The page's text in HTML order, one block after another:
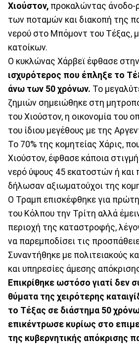
Χιούστον, προκαλώντας άνοδο-
των ποταμών και διακοπή της
νερού στο Μπόμοντ του Τέξας,
κατοίκων.
Ο κυκλώνας Χάρβεϊ έφθασε
ισχυρότερος που έπληξε το
άνω των 50 χρόνων. Το
ζημιών σημειώθηκε στη
του Χιούστον, η οικονομία του
του ίδιου μεγέθους με της
Το 70% της κομητείας Χάρις,
Χιούστον, έφθασε κάποια
νερό ύψους 45 εκατοστών ή και
δήλωσαν αξιωματούχοι της
Ο Τραμπ επισκέφθηκε για
του Κόλπου την Τρίτη αλλά
περιοχή της καταστροφής,
να παρεμποδίσει τις
Συναντήθηκε με πολιτειακούς
και υπηρεσίες άμεσης
Επικρίθηκε ωστόσο γιατί δεν
θύματα της χειρότερης
το Τέξας σε διάστημα 50
επικέντρωσε κυρίως στο
της κυβερνητικής απόκρισης